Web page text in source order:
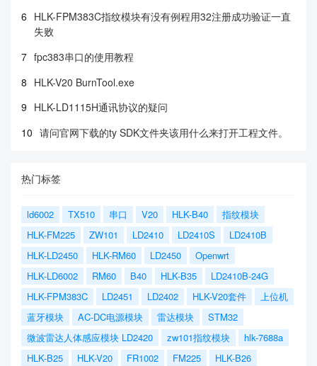
6 HLK-FPM383C指纹模块有没有例程用32注册成功验证一直
失败
7 fpc383串口的使用教程
8 HLK-V20 BurnTool.exe
9 HLK-LD1115H通讯协议的疑问
10 请问官网下载的ty SDK文件夹该用什么来打开工程文件。
热门标签
ld6002 TX510 串口 V20 HLK-B40
指纹模块
HLK-FM225
ZW101 LD2410 LD2410S
LD2410B
HLK-LD2450
HLK-RM60 LD2450
Openwrt
HLK-LD6002
RM60 B40 HLK-B35
LD2410B-24G
HLK-FPM383C
LD2451 LD2402 HLK-V20套件
上位机
蓝牙模块
AC-DC电源模块 雷达模块
STM32
微波雷达人体感应模块 LD2420
zw101指纹模块
hlk-7688a
HLK-B25
HLK-V20 FR1002 FM225
HLK-B26